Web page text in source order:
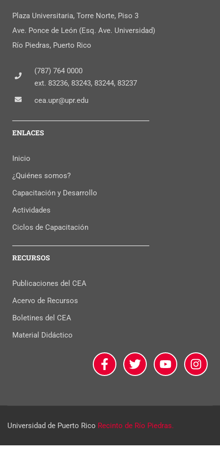
Plaza Universitaria, Torre Norte, Piso 3
Ave. Ponce de León (Esq. Ave. Universidad)
Río Piedras, Puerto Rico
(787) 764 0000
ext. 83236, 83243, 83244, 83237
cea.upr@upr.edu
ENLACES
Inicio
¿Quiénes somos?
Capacitación y Desarrollo
Actividades
Ciclos de Capacitación
RECURSOS
Publicaciones del CEA
Acervo de Recursos
Boletines del CEA
Material Didáctico
Universidad de Puerto Rico Recinto de Río Piedras.